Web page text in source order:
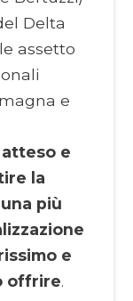
Delta
assetto
e
e
la
più
issimo e
offrire.